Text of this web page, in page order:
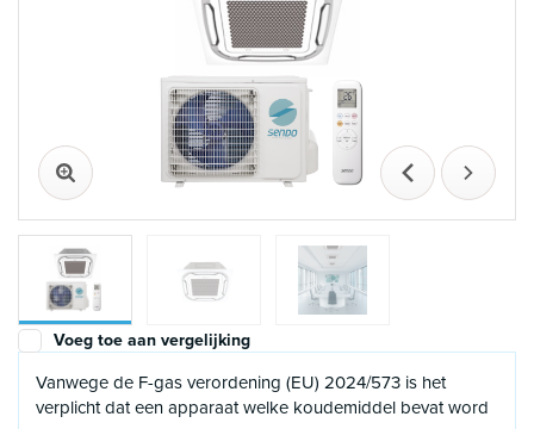
Vorige
Voeg toe aan vergelijking
Vanwege de F-gas verordening (EU) 2024/573 is het
verplicht dat een apparaat welke koudemiddel bevat word